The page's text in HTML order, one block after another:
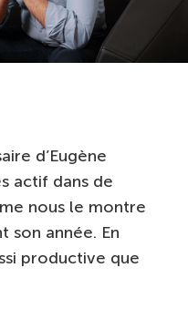
d’Eugène
actif dans de
nous le montre
son année. En
productive que